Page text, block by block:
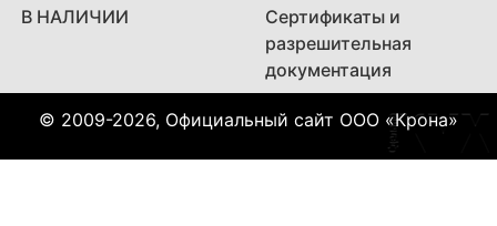
В НАЛИЧИИ
Сертификаты и
разрешительная
документация
© 2009-2026, Официальный сайт ООО «Крона»